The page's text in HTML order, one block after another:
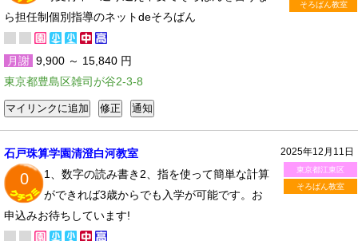
そろばん教室
ら担任制個別指導のネットdeそろばん
月謝 9,900 ～ 15,840 円
東京都豊島区雑司が谷2-3-8
2025年12月11日
東京都江東区
そろばん教室
石戸珠算学園清澄白河教室
0
1、数字の読み書き2、指を使って簡単な計算
ができれば3歳からでも入学が可能です。お
申込みお待ちしています!